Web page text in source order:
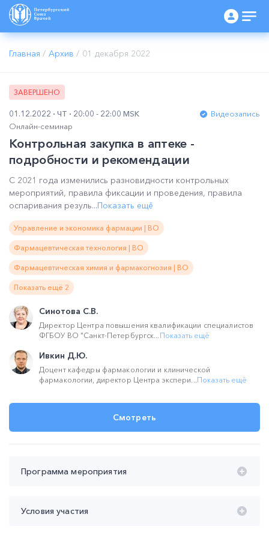
Главная / Архив / 01 декабря 2022
ЗАВЕРШЕНО
01.12.2022 ЧТ 20:00 - 22:00 MSK
Видеозапись
Онлайн-семинар
Контрольная закупка в аптеке -
подробности и рекомендации
С 2021 года изменились разновидности контрольных
мероприятий, правила фиксации и проведения, правила
оспаривания резуль...Показать ещё
Управление и экономика фармации | ВО
Фармацевтическая технология | ВО
Фармацевтическая химия и фармакогнозия | ВО
Показать ещё 2
Синотова С.В.
Директор Центра повышения квалификации специалистов
ФГБОУ ВО "Санкт-Петербургск... Показать ещё
Ивкин Д.Ю.
Доцент кафедры фармакологии и клинической
фармакологии, директор Центра экспери...Показать ещё
Смотреть
Программа мероприятия
Условия участия